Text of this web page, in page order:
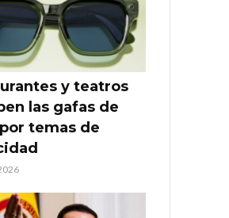
y teatros
las gafas de
temas de